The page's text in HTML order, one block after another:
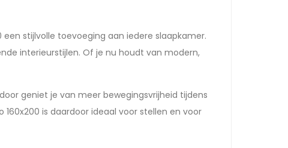
stijlvolle toevoeging aan iedere slaapkamer.
interieurstijlen. Of je nu houdt van modern,
geniet je van meer bewegingsvrijheid tijdens
is daardoor ideaal voor stellen en voor